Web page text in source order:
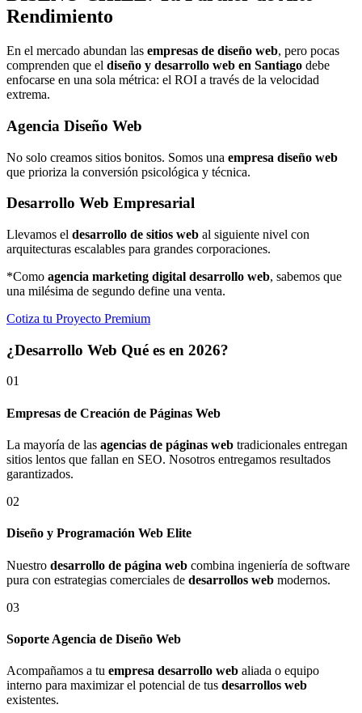
Rendimiento
En el mercado abundan las empresas de diseño web, pero pocas
comprenden que el diseño y desarrollo web en Santiago debe
enfocarse en una sola métrica: el ROI a través de la velocidad
extrema.
Agencia Diseño Web
No solo creamos sitios bonitos. Somos una empresa diseño web
que prioriza la conversión psicológica y técnica.
Desarrollo Web Empresarial
Llevamos el desarrollo de sitios web al siguiente nivel con
arquitecturas escalables para grandes corporaciones.
*Como agencia marketing digital desarrollo web, sabemos que
una milésima de segundo define una venta.
Cotiza tu Proyecto Premium
¿Desarrollo Web Qué es en 2026?
01
Empresas de Creación de Páginas Web
La mayoría de las agencias de páginas web tradicionales entregan
sitios lentos que fallan en SEO. Nosotros entregamos resultados
garantizados.
02
Diseño y Programación Web Elite
Nuestro desarrollo de página web combina ingeniería de software
pura con estrategias comerciales de desarrollos web modernos.
03
Soporte Agencia de Diseño Web
Acompañamos a tu empresa desarrollo web aliada o equipo
interno para maximizar el potencial de tus desarrollos web
existentes.